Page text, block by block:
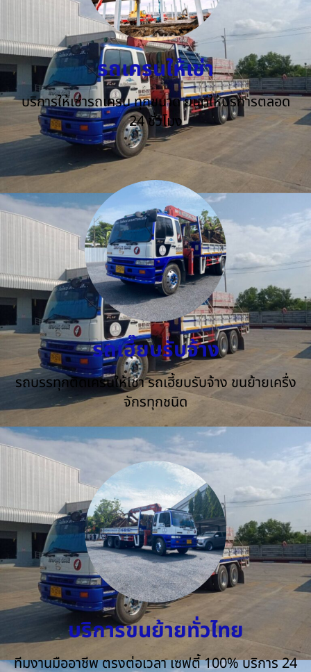
รถเครนให้เช่า
บริการให้เช่ารถเครน ทุกขนาด ยินดีให้บริการตลอด
24 ชั่วโมง
รถเฮี๊ยบรับจ้าง
รถบรรทุกติดเครนให้เช่า รถเฮี้ยบรับจ้าง ขนย้ายเครื่ง
จักรทุกชนิด
บริการขนย้ายทั่วไทย
ทีมงานมืออาชีพ ตรงต่อเวลา เซฟตี้ 100% บริการ 24